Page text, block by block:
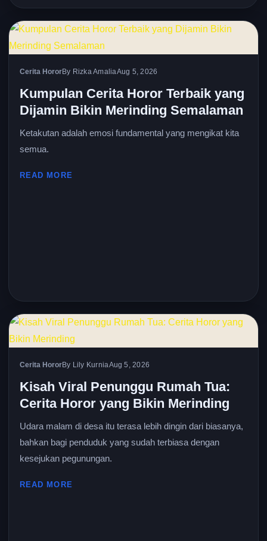
Cerita HororBy Rizka AmaliaAug 5, 2026
Kumpulan Cerita Horor Terbaik yang
Dijamin Bikin Merinding Semalaman
Ketakutan adalah emosi fundamental yang mengikat kita
semua.
READ MORE
Cerita HororBy Lily KurniaAug 5, 2026
Kisah Viral Penunggu Rumah Tua:
Cerita Horor yang Bikin Merinding
Udara malam di desa itu terasa lebih dingin dari biasanya,
bahkan bagi penduduk yang sudah terbiasa dengan
kesejukan pegunungan.
READ MORE